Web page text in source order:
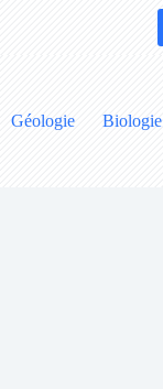
Géologie Biologie